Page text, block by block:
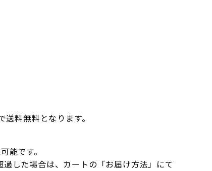
料無料となります。
能です。
した場合は、カートの「お届け方法」にて